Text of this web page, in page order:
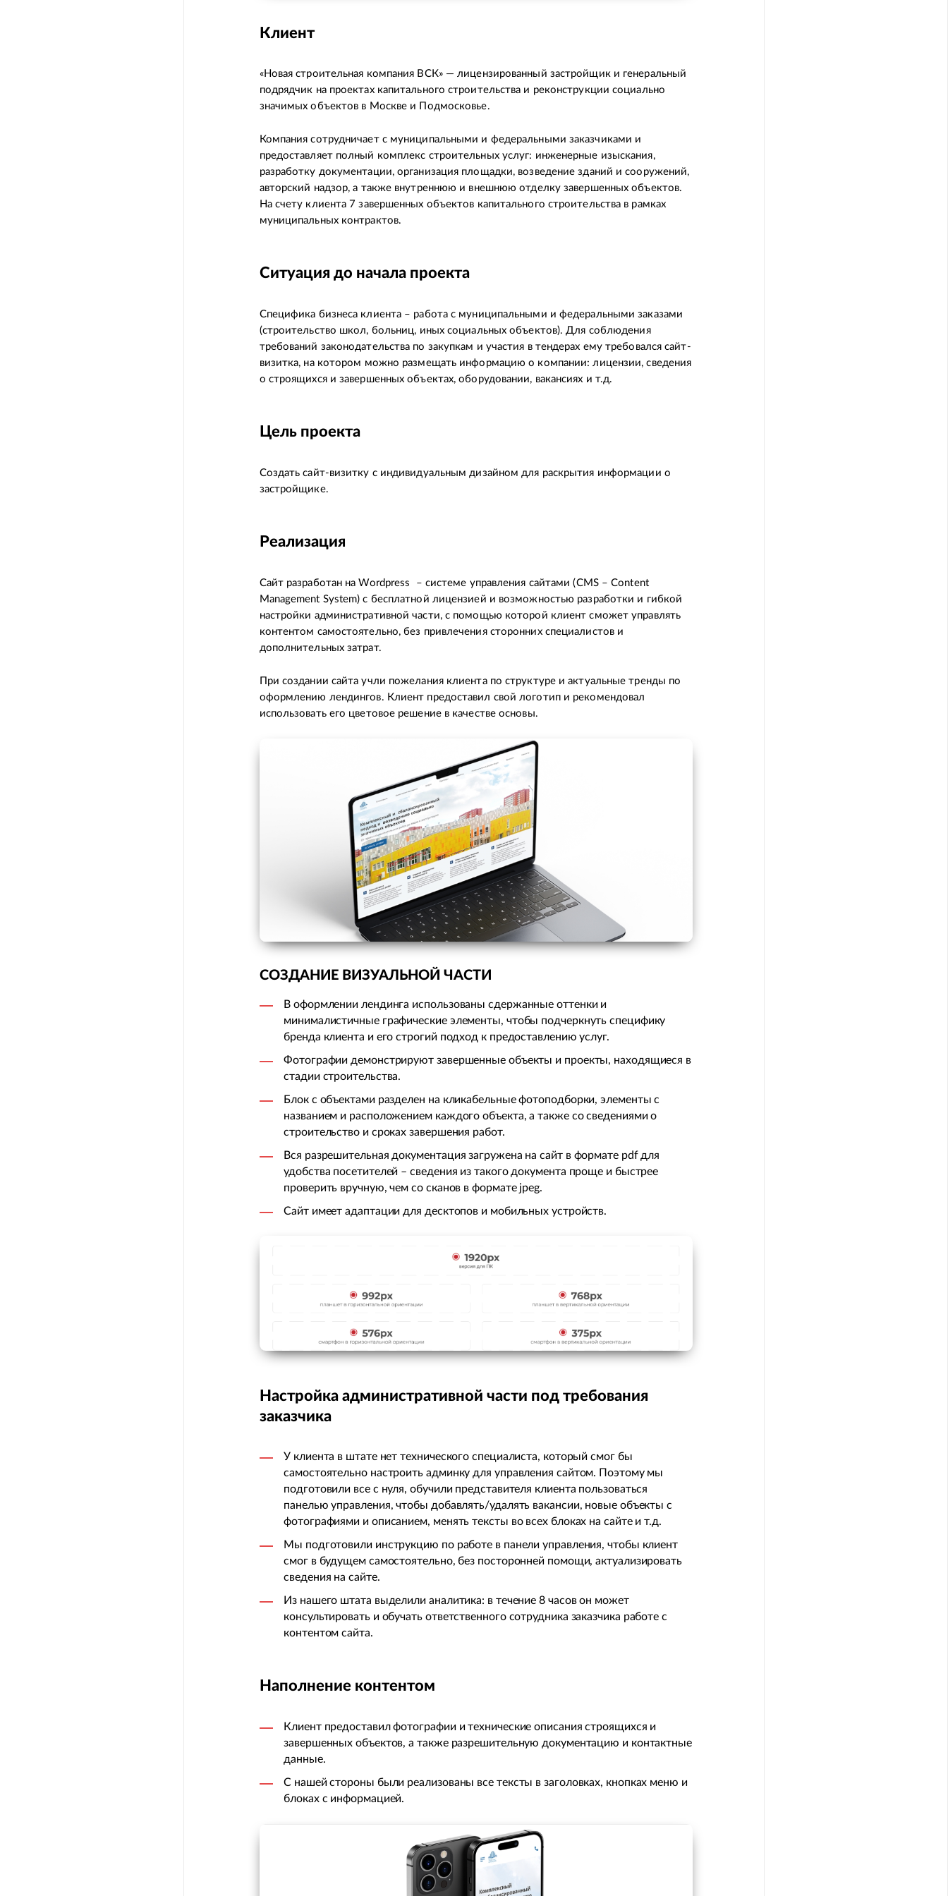
Клиент
«Новая строительная компания ВСК» — лицензированный застройщик и генеральный
подрядчик на проектах капитального строительства и реконструкции социально
значимых объектов в Москве и Подмосковье.
Компания сотрудничает с муниципальными и федеральными заказчиками и
предоставляет полный комплекс строительных услуг: инженерные изыскания,
разработку документации, организация площадки, возведение зданий и сооружений,
авторский надзор, а также внутреннюю и внешнюю отделку завершенных объектов.
На счету клиента 7 завершенных объектов капитального строительства в рамках
муниципальных контрактов.
Ситуация до начала проекта
Специфика бизнеса клиента – работа с муниципальными и федеральными заказами
(строительство школ, больниц, иных социальных объектов). Для соблюдения
требований законодательства по закупкам и участия в тендерах ему требовался сайт-
визитка, на котором можно размещать информацию о компании: лицензии, сведения
о строящихся и завершенных объектах, оборудовании, вакансиях и т.д.
Цель проекта
Создать сайт-визитку с индивидуальным дизайном для раскрытия информации о
застройщике.
Реализация
Сайт разработан на Wordpress – системе управления сайтами (CMS – Content
Management System) с бесплатной лицензией и возможностью разработки и гибкой
настройки административной части, с помощью которой клиент сможет управлять
контентом самостоятельно, без привлечения сторонних специалистов и
дополнительных затрат.
При создании сайта учли пожелания клиента по структуре и актуальные тренды по
оформлению лендингов. Клиент предоставил свой логотип и рекомендовал
использовать его цветовое решение в качестве основы.
СОЗДАНИЕ ВИЗУАЛЬНОЙ ЧАСТИ
В оформлении лендинга использованы сдержанные оттенки и
минималистичные графические элементы, чтобы подчеркнуть специфику
бренда клиента и его строгий подход к предоставлению услуг.
Фотографии демонстрируют завершенные объекты и проекты, находящиеся в
стадии строительства.
Блок с объектами разделен на кликабельные фотоподборки, элементы с
названием и расположением каждого объекта, а также со сведениями о
строительство и сроках завершения работ.
Вся разрешительная документация загружена на сайт в формате pdf для
удобства посетителей – сведения из такого документа проще и быстрее
проверить вручную, чем со сканов в формате jpeg.
Сайт имеет адаптации для десктопов и мобильных устройств.
Настройка административной части под требования
заказчика
У клиента в штате нет технического специалиста, который смог бы
самостоятельно настроить админку для управления сайтом. Поэтому мы
подготовили все с нуля, обучили представителя клиента пользоваться
панелью управления, чтобы добавлять/удалять вакансии, новые объекты с
фотографиями и описанием, менять тексты во всех блоках на сайте и т.д.
Мы подготовили инструкцию по работе в панели управления, чтобы клиент
смог в будущем самостоятельно, без посторонней помощи, актуализировать
сведения на сайте.
Из нашего штата выделили аналитика: в течение 8 часов он может
консультировать и обучать ответственного сотрудника заказчика работе с
контентом сайта.
Наполнение контентом
Клиент предоставил фотографии и технические описания строящихся и
завершенных объектов, а также разрешительную документацию и контактные
данные.
С нашей стороны были реализованы все тексты в заголовках, кнопках меню и
блоках с информацией.